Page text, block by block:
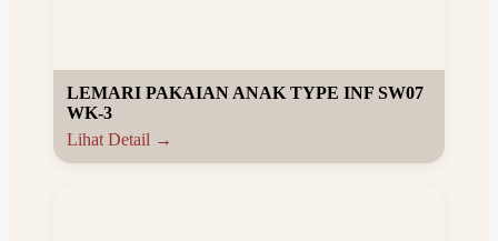
LEMARI PAKAIAN ANAK TYPE INF SW07
WK-3
Lihat Detail →